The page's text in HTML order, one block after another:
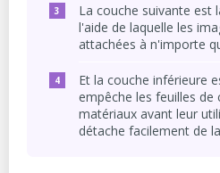
La couche suivante est
l'aide de laquelle les
attachées à n'importe
Et la couche inférieure
empêche les feuilles de
matériaux avant leur
détache facilement de